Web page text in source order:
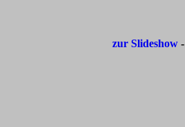
zur Slideshow-